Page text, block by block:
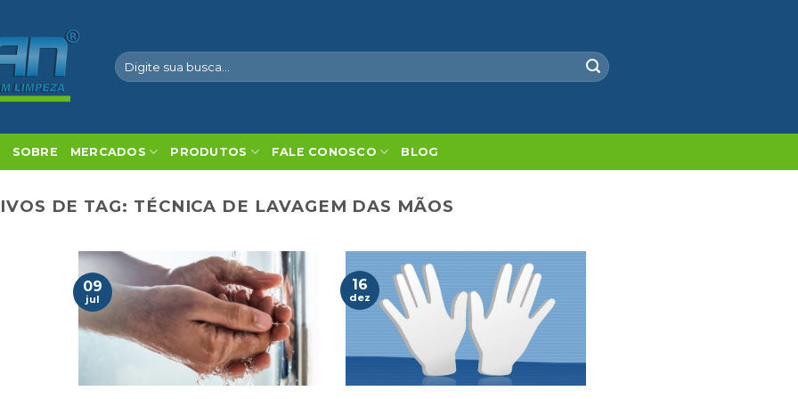
Pesquisar
por:
SOBRE MERCADOS PRODUTOS FALE CONOSCO BLOG
DE TAG: TÉCNICA DE LAVAGEM DAS MÃOS
09
jul
16
dez